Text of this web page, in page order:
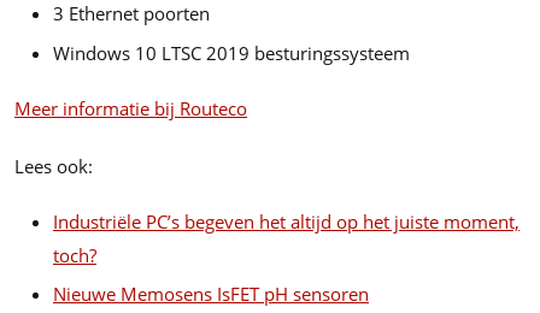
3 Ethernet poorten
Windows 10 LTSC 2019 besturingssysteem
Meer informatie bij Routeco
Lees ook:
Industriële PC’s begeven het altijd op het juiste moment,
toch?
Nieuwe Memosens IsFET pH sensoren